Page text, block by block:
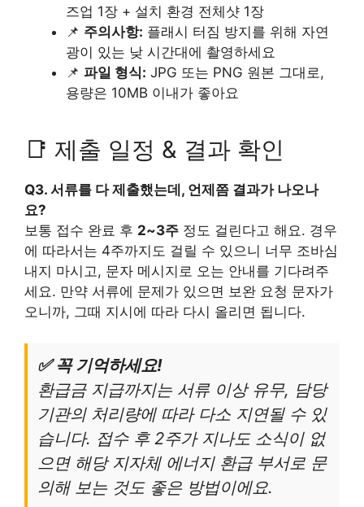
즈업 1장 + 설치 환경 전체샷 1장
📌 주의사항: 플래시 터짐 방지를 위해 자연
광이 있는 낮 시간대에 촬영하세요
📌 파일 형식: JPG 또는 PNG 원본 그대로,
용량은 10MB 이내가 좋아요
📑 제출 일정 & 결과 확인
Q3. 서류를 다 제출했는데, 언제쯤 결과가 나오나
요?
보통 접수 완료 후 2~3주 정도 걸린다고 해요. 경우
에 따라서는 4주까지도 걸릴 수 있으니 너무 조바심
내지 마시고, 문자 메시지로 오는 안내를 기다려주
세요. 만약 서류에 문제가 있으면 보완 요청 문자가
오니까, 그때 지시에 따라 다시 올리면 됩니다.
✅ 꼭 기억하세요!
환급금 지급까지는 서류 이상 유무, 담당
기관의 처리량에 따라 다소 지연될 수 있
습니다. 접수 후 2주가 지나도 소식이 없
으면 해당 지자체 에너지 환급 부서로 문
의해 보는 것도 좋은 방법이에요.